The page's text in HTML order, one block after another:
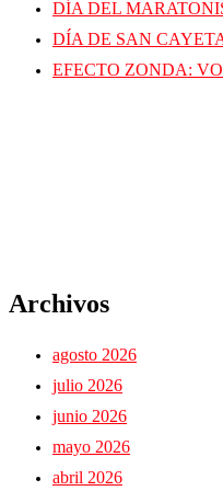
DÍA DEL
DÍA DE SAN
EFECTO ZONDA:
Archivos
agosto 2026
julio 2026
junio 2026
mayo 2026
abril 2026